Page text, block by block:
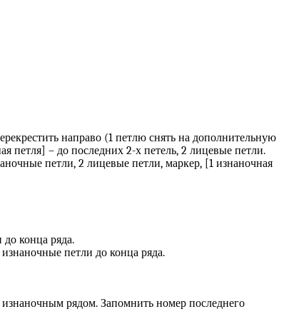
направо (1 петлю снять на дополнительную
петля] – до последних 2-х петель, 2 лицевые петли.
петли, 2 лицевые петли, маркер, [1 изнаночная
конца ряда.
петли до конца ряда.
изнаночным рядом. Запомнить номер последнего